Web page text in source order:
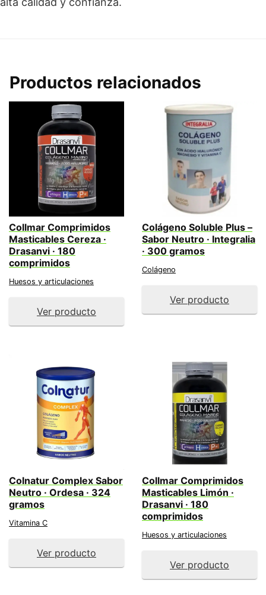
Productos relacionados
Collmar Comprimidos
Masticables Cereza ·
Drasanvi · 180
comprimidos
Huesos y articulaciones
Ver producto
Colágeno Soluble Plus –
Sabor Neutro · Integralia
· 300 gramos
Colágeno
Ver producto
Colnatur Complex Sabor
Neutro · Ordesa · 324
gramos
Vitamina C
Ver producto
Collmar Comprimidos
Masticables Limón ·
Drasanvi · 180
comprimidos
Huesos y articulaciones
Ver producto